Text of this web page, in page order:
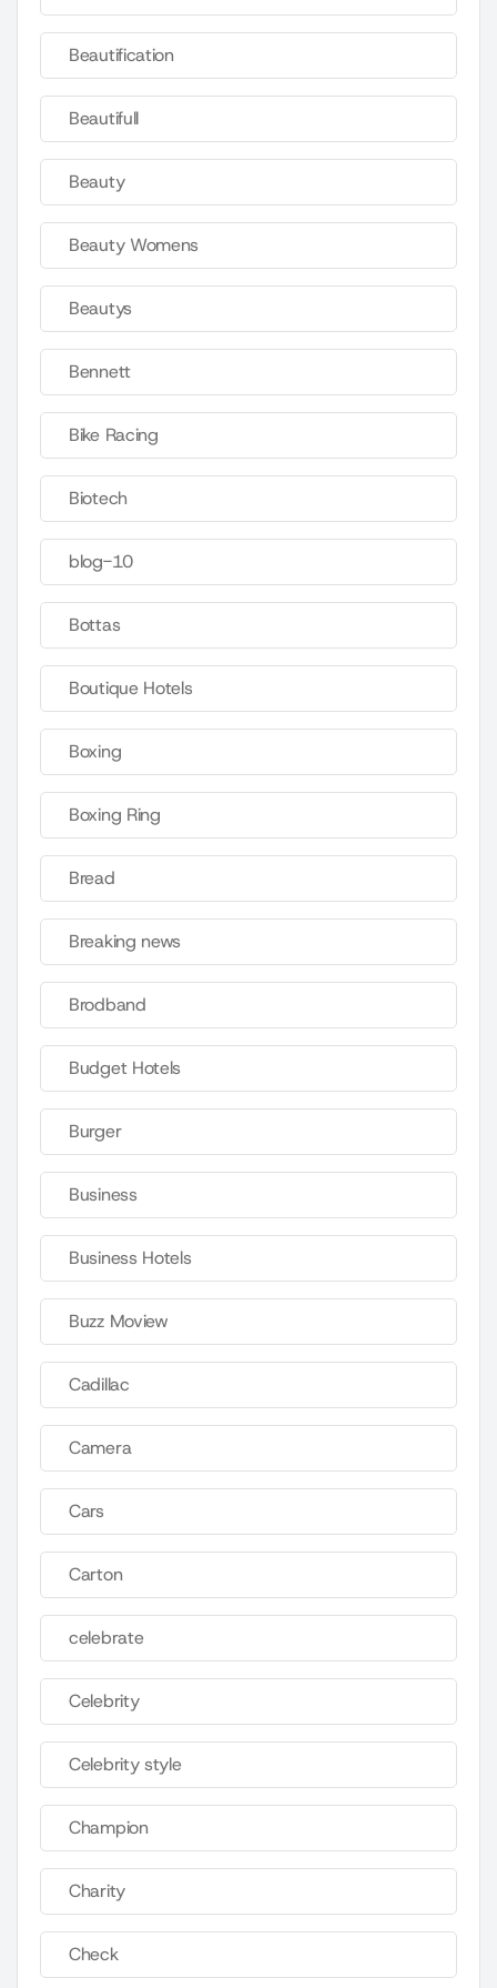
Beautification
Beautifull
Beauty
Beauty Womens
Beautys
Bennett
Bike Racing
Biotech
blog-10
Bottas
Boutique Hotels
Boxing
Boxing Ring
Bread
Breaking news
Brodband
Budget Hotels
Burger
Business
Business Hotels
Buzz Moview
Cadillac
Camera
Cars
Carton
celebrate
Celebrity
Celebrity style
Champion
Charity
Check